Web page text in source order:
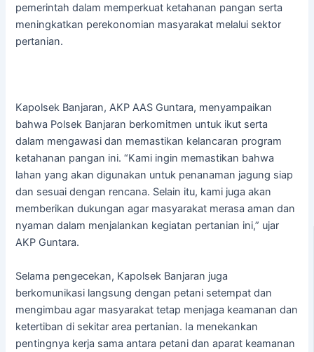
pemerintah dalam memperkuat ketahanan pangan serta
meningkatkan perekonomian masyarakat melalui sektor
pertanian.
Kapolsek Banjaran, AKP AAS Guntara, menyampaikan
bahwa Polsek Banjaran berkomitmen untuk ikut serta
dalam mengawasi dan memastikan kelancaran program
ketahanan pangan ini. “Kami ingin memastikan bahwa
lahan yang akan digunakan untuk penanaman jagung siap
dan sesuai dengan rencana. Selain itu, kami juga akan
memberikan dukungan agar masyarakat merasa aman dan
nyaman dalam menjalankan kegiatan pertanian ini,” ujar
AKP Guntara.
Selama pengecekan, Kapolsek Banjaran juga
berkomunikasi langsung dengan petani setempat dan
mengimbau agar masyarakat tetap menjaga keamanan dan
ketertiban di sekitar area pertanian. Ia menekankan
pentingnya kerja sama antara petani dan aparat keamanan